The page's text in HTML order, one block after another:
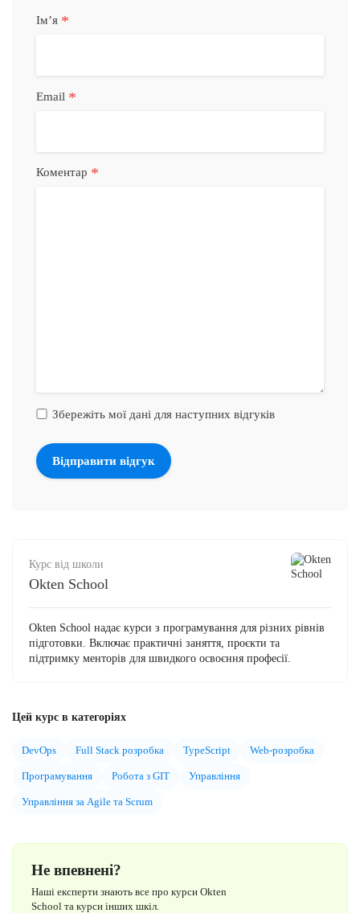
Імʼя *
Email *
Коментар *
Збережіть мої дані для наступних відгуків
Курс від школи
Okten School
Okten School надає курси з програмування для різних рівнів
підготовки. Включає практичні заняття, проєкти та
підтримку менторів для швидкого освоєння професії.
Цей курс в категоріях
DevOps Full Stack розробка TypeScript Web-розробка
Програмування Робота з GIT Управління
Управління за Agile та Scrum
Не впевнені?
Наші експерти знають все про курси Okten
School та курси інших шкіл.